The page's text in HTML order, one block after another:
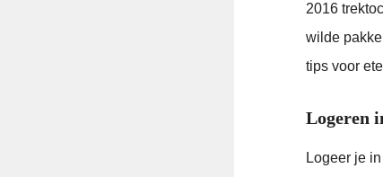
2016
wilde
tips voor
Logeren
Logeer je